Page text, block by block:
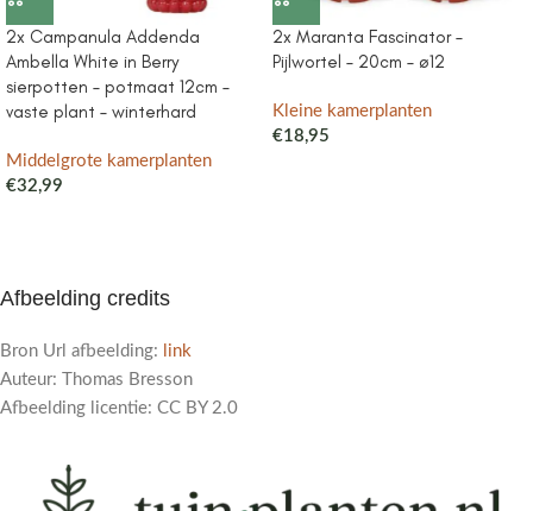
2x Campanula Addenda
Ambella White in Berry
sierpotten – potmaat 12cm –
vaste plant – winterhard
Middelgrote kamerplanten
€32,99
2x Maranta Fascinator –
Pijlwortel – 20cm – ø12
Kleine kamerplanten
€18,95
Afbeelding credits
Bron Url afbeelding:
link
Auteur: Thomas Bresson
Afbeelding licentie: CC BY 2.0